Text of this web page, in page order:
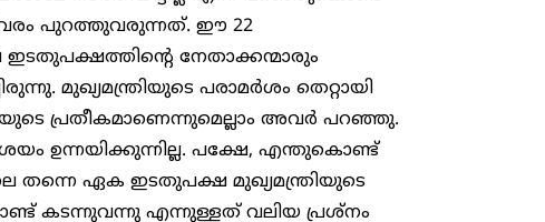
പുറത്തുവരുന്നത്. ഈ 22
ഇടതുപക്ഷത്തിന്റെ നേതാക്കന്മാരും
മുഖ്യമന്ത്രിയുടെ പരാമർശം തെറ്റായി
പ്രതീകമാണെന്നുമെല്ലാം അവർ പറഞ്ഞു.
ഉന്നയിക്കുന്നില്ല. പക്ഷേ, എന്തുകൊണ്ട്
തന്നെ ഏക ഇടതുപക്ഷ മുഖ്യമന്ത്രിയുടെ
എന്നുള്ളത് വലിയ പ്രശ്നം